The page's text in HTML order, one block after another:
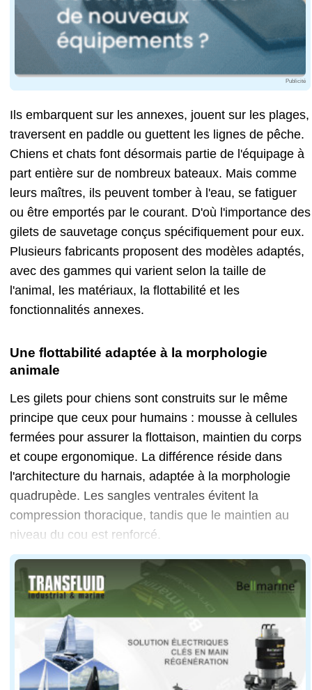
Publicité
Ils embarquent sur les annexes, jouent sur les plages,
traversent en paddle ou guettent les lignes de pêche.
Chiens et chats font désormais partie de l'équipage à
part entière sur de nombreux bateaux. Mais comme
leurs maîtres, ils peuvent tomber à l'eau, se fatiguer
ou être emportés par le courant. D'où l'importance des
gilets de sauvetage conçus spécifiquement pour eux.
Plusieurs fabricants proposent des modèles adaptés,
avec des gammes qui varient selon la taille de
l'animal, les matériaux, la flottabilité et les
fonctionnalités annexes.
Une flottabilité adaptée à la morphologie
animale
Les gilets pour chiens sont construits sur le même
principe que ceux pour humains : mousse à cellules
fermées pour assurer la flottaison, maintien du corps
et coupe ergonomique. La différence réside dans
l'architecture du harnais, adaptée à la morphologie
quadrupède. Les sangles ventrales évitent la
compression thoracique, tandis que le maintien au
niveau du cou est renforcé.
Chez Plastimo, les tailles vont du S (23 cm de dos,
Parmi les équipements disponibles sur le marché,
Au-delà de la flottabilité, les fabricants intègrent des
Chez Jobe, la structure repose sur un tissu nylon